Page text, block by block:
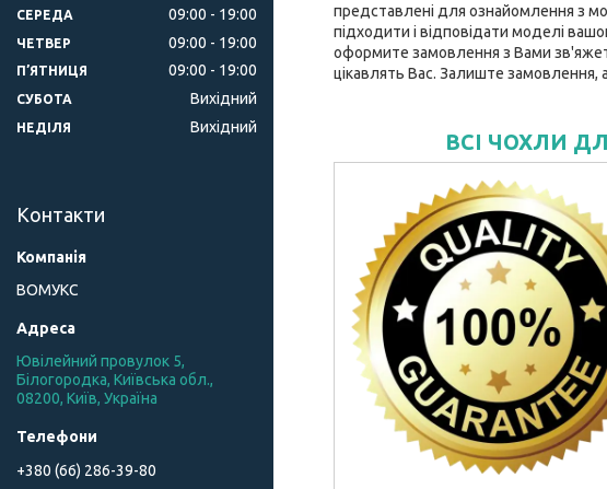
представлені для ознайомлення з
підходити і відповідати моделі
оформите замовлення з Вами
цікавлять Вас. Залиште замовлення,
ВСІ ЧОХЛИ
СЕРЕДА 09:00 19:00
ЧЕТВЕР 09:00 19:00
ПʼЯТНИЦЯ 09:00 19:00
СУБОТА Вихідний
НЕДІЛЯ Вихідний
Контакти
ВОМУКС
Ювілейний провулок 5,
Білогородка, Київська обл.,
08200, Київ, Україна
+380 (66) 286-39-80